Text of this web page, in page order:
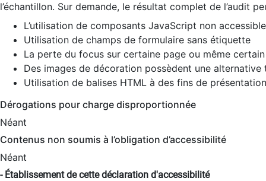
l’échantillon. Sur demande, le résultat complet de l’audit
L’utilisation de composants JavaScript non
Utilisation de champs de formulaire sans étiquette
La perte du focus sur certaine page ou même
Des images de décoration possèdent une alternative
Utilisation de balises HTML à des fins de
Dérogations pour charge disproportionnée
Néant
Contenus non soumis à l’obligation d’accessibilité
Néant
- Établissement de cette déclaration d'accessibilité